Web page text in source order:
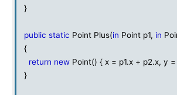
}
public static Point Plus(in Point p1, in
{
return new Point() { x = p1.x + p2.x, y
}